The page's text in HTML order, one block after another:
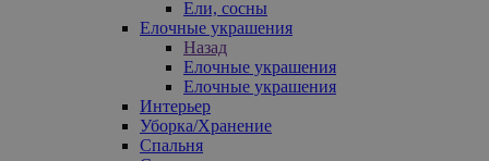
Ели, сосны
Елочные украшения
Назад
Елочные украшения
Елочные украшения
Интерьер
Уборка/Хранение
Спальня